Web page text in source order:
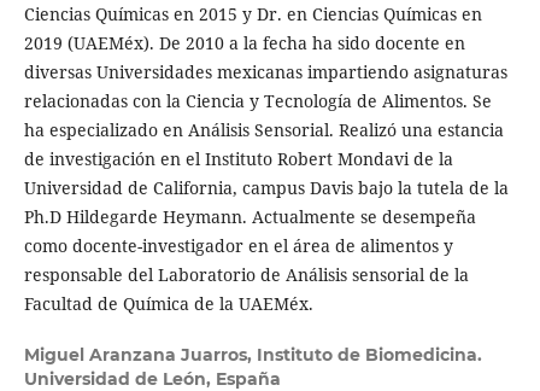
Ciencias Químicas en 2015 y Dr. en Ciencias Químicas en
2019 (UAEMéx). De 2010 a la fecha ha sido docente en
diversas Universidades mexicanas impartiendo asignaturas
relacionadas con la Ciencia y Tecnología de Alimentos. Se
ha especializado en Análisis Sensorial. Realizó una estancia
de investigación en el Instituto Robert Mondavi de la
Universidad de California, campus Davis bajo la tutela de la
Ph.D Hildegarde Heymann. Actualmente se desempeña
como docente-investigador en el área de alimentos y
responsable del Laboratorio de Análisis sensorial de la
Facultad de Química de la UAEMéx.
Miguel Aranzana Juarros, Instituto de Biomedicina.
Universidad de León, España